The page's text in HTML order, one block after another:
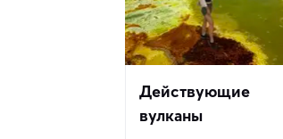
Действующие
вулканы